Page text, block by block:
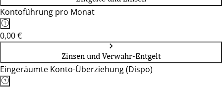
Kontoführung pro Monat
0,00 €
Zinsen und Verwahr-Entgelt
Eingeräumte Konto-Überziehung (Dispo)